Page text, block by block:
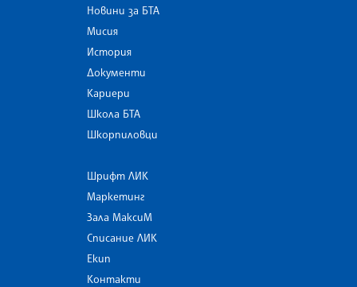
Новини за БТА
Мисия
История
Документи
Кариери
Школа БТА
Шкорпиловци
Шрифт ЛИК
Маркетинг
Зала МаксиМ
Списание ЛИК
Екип
Контакти